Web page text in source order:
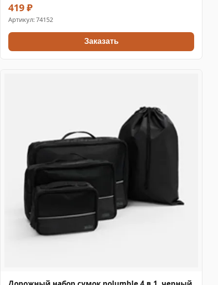
419 ₽
Артикул:74152
Заказать